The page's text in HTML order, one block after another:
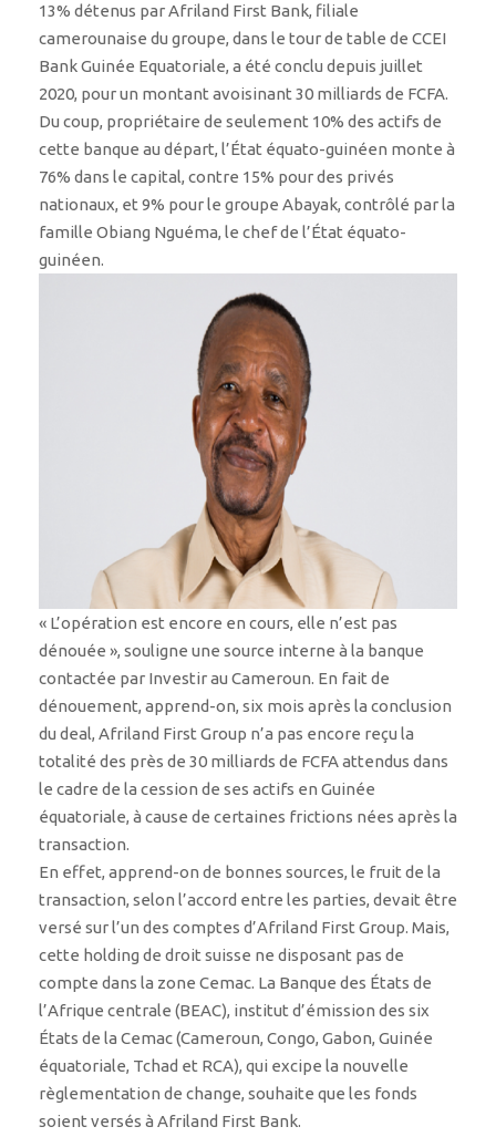
13% détenus par Afriland First Bank, filiale
camerounaise du groupe, dans le tour de table de CCEI
Bank Guinée Equatoriale, a été conclu depuis juillet
2020, pour un montant avoisinant 30 milliards de FCFA.
Du coup, propriétaire de seulement 10% des actifs de
cette banque au départ, l’État équato-guinéen monte à
76% dans le capital, contre 15% pour des privés
nationaux, et 9% pour le groupe Abayak, contrôlé par la
famille Obiang Nguéma, le chef de l’État équato-
guinéen.
« L’opération est encore en cours, elle n’est pas
dénouée », souligne une source interne à la banque
contactée par Investir au Cameroun. En fait de
dénouement, apprend-on, six mois après la conclusion
du deal, Afriland First Group n’a pas encore reçu la
totalité des près de 30 milliards de FCFA attendus dans
le cadre de la cession de ses actifs en Guinée
équatoriale, à cause de certaines frictions nées après la
transaction.
En effet, apprend-on de bonnes sources, le fruit de la
transaction, selon l’accord entre les parties, devait être
versé sur l’un des comptes d’Afriland First Group. Mais,
cette holding de droit suisse ne disposant pas de
compte dans la zone Cemac. La Banque des États de
l’Afrique centrale (BEAC), institut d’émission des six
États de la Cemac (Cameroun, Congo, Gabon, Guinée
équatoriale, Tchad et RCA), qui excipe la nouvelle
règlementation de change, souhaite que les fonds
soient versés à Afriland First Bank.